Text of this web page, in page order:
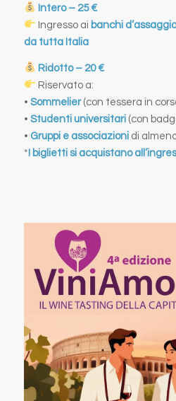
Intero – 25 €
Ingresso ai banchi d’assaggio
da tutta Italia
Ridotto – 20 €
Riservato a:
• Sommelier(con tessera in
• Studenti universitari(con
• Gruppi e associazionidi
*I biglietti si acquistano